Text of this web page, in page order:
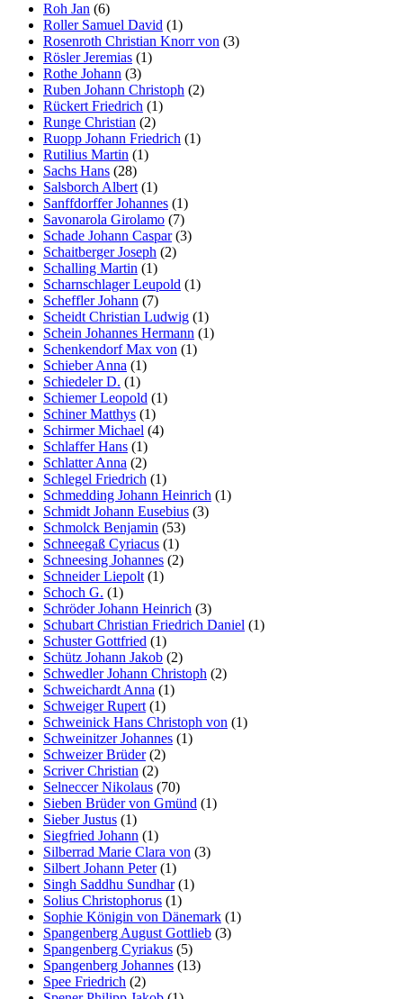
Roh Jan (6)
Roller Samuel David (1)
Rosenroth Christian Knorr von (3)
Rösler Jeremias (1)
Rothe Johann (3)
Ruben Johann Christoph (2)
Rückert Friedrich (1)
Runge Christian (2)
Ruopp Johann Friedrich (1)
Rutilius Martin (1)
Sachs Hans (28)
Salsborch Albert (1)
Sanffdorffer Johannes (1)
Savonarola Girolamo (7)
Schade Johann Caspar(3)
Schaitberger Joseph (2)
Schalling Martin (1)
Scharnschlager Leupold (1)
Scheffler Johann (7)
Scheidt Christian Ludwig (1)
Schein Johannes Hermann (1)
Schenkendorf Max von (1)
Schieber Anna (1)
Schiedeler D. (1)
Schiemer Leopold (1)
Schiner Matthys (1)
Schirmer Michael (4)
Schlaffer Hans (1)
Schlatter Anna (2)
Schlegel Friedrich (1)
Schmedding Johann Heinrich (1)
Schmidt Johann Eusebius (3)
Schmolck Benjamin (53)
Schneegaß Cyriacus (1)
Schneesing Johannes (2)
Schneider Liepolt (1)
Schoch G. (1)
Schröder Johann Heinrich (3)
Schubart Christian Friedrich Daniel (1)
Schuster Gottfried (1)
Schütz Johann Jakob (2)
Schwedler Johann Christoph (2)
Schweichardt Anna (1)
Schweiger Rupert (1)
Schweinick Hans Christoph von (1)
Schweinitzer Johannes (1)
Schweizer Brüder(2)
Scriver Christian (2)
Selneccer Nikolaus (70)
Sieben Brüder von Gmünd (1)
Sieber Justus (1)
Siegfried Johann (1)
Silberrad Marie Clara von (3)
Silbert Johann Peter(1)
Singh Saddhu Sundhar(1)
Solius Christophorus (1)
Sophie Königin von Dänemark (1)
Spangenberg August Gottlieb (3)
Spangenberg Cyriakus (5)
Spangenberg Johannes (13)
Spee Friedrich (2)